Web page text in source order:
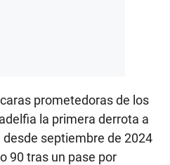
prometedoras de los
la primera derrota a
septiembre de 2024
90 tras un pase por